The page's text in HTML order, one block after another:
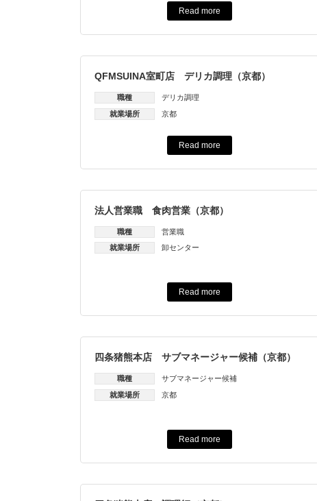
Read more
QFMSUINA室町店 デリカ調理（京都）
職種
デリカ調理
就業場所
京都
Read more
法人営業職 食肉営業（京都）
職種
営業職
就業場所
卸センター
Read more
四条猪熊本店 サブマネージャー候補（京都）
職種
サブマネージャー候補
就業場所
京都
Read more